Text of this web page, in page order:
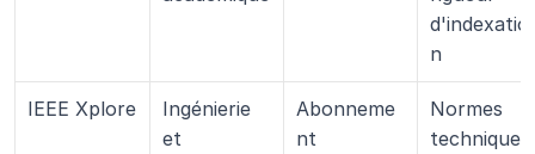
d'indexatio
n
IEEE Xplore
Ingénierie
et
Abonneme
nt
Normes
techniques,